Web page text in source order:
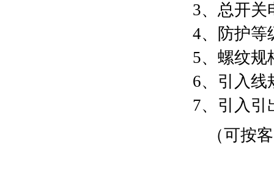
3、总开
4、防护等
5、螺纹规
6、引入线
7、引入引
（可按